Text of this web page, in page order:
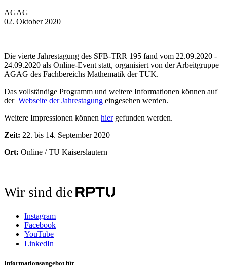
AGAG
02. Oktober 2020
Die vierte Jahrestagung des SFB-TRR 195 fand vom 22.09.2020 -
24.09.2020 als Online-Event statt, organisiert von der Arbeitgruppe
AGAG des Fachbereichs Mathematik der TUK.
Das vollständige Programm und weitere Informationen können auf
der Webseite der Jahrestagung eingesehen werden.
Weitere Impressionen können hiergefunden werden.
Zeit: 22. bis 14. September 2020
Ort: Online / TU Kaiserslautern
Wir sind die
Instagram
Facebook
YouTube
LinkedIn
Informationsangebot für